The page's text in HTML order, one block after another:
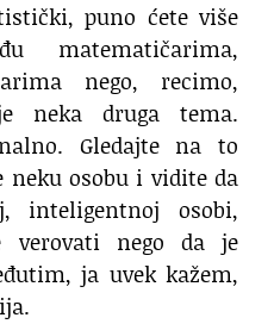
puno ćete više
matematičarima,
nego, recimo,
neka druga tema.
Gledajte na to
neku osobu i vidite da
inteligentnoj osobi,
verovati nego da je
ja uvek kažem,